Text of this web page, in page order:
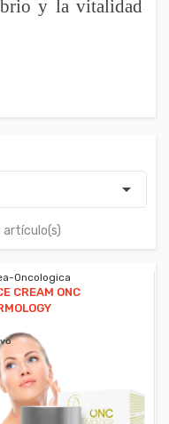
y la vitalidad

artículo(s)
Oncologica
CREAM ONC